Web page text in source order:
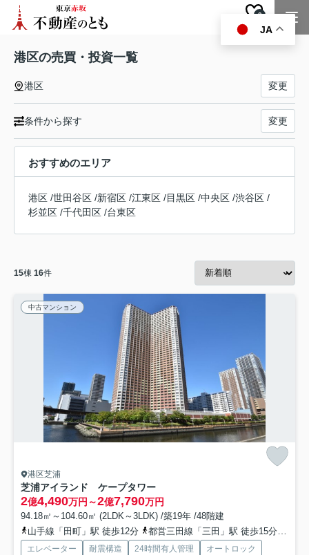
お気に入り
0
港区の売買・投資一覧
港区 変更
条件から探す 変更
おすすめのエリア
港区 /世田谷区 /新宿区 /江東区 /目黒区 /中央区 /渋谷区 /
杉並区 /千代田区 /台東区
15棟 16件
中古マンション
港区芝浦
芝浦アイランド ケープタワー
2億4,490万円～2億7,790万円
94.18㎡～104.60㎡ (2LDK～3LDK) /築19年 /48階建
山手線「田町」駅 徒歩12分
都営三田線「三田」駅 徒歩15分
エレベーター 耐震構造 24時間有人管理 オートロック
JA